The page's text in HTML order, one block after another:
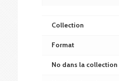
Collection
Format
No dans la collection